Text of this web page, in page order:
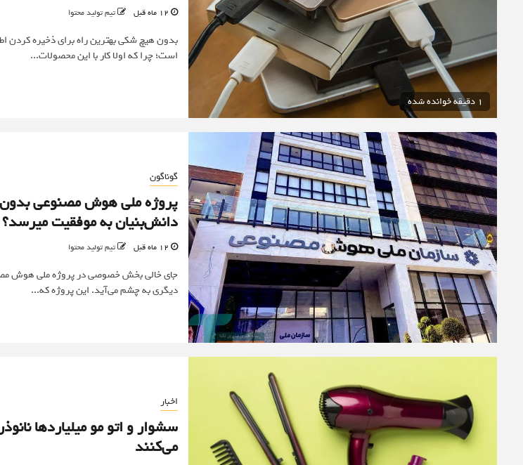
1 دقیقه خوانده شده
تیم تولید محتوا
بدون هیچ شکی بهترین راه برای ذخیره کردن
است؛ چرا که اولا کار با این محصولات...
گوناگون
پروژه ملی هوش مصنوعی
دانش‌بنیان به موفقیت میرسد؟
تیم تولید محتوا
جای خالی بخش خصوصی در پروژه ملی هوش
دیگری به چشم می‌آید. این پروژه که...
اخبار
سشوار و اتو مو میلیاردها
می‌کنند